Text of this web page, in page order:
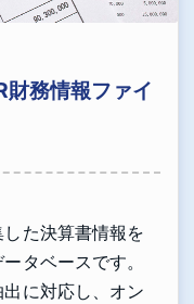
務情報ファイ
た決算書情報を
タベースです。
に対応し、オン